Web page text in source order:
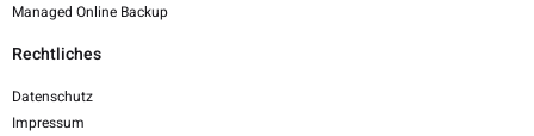
Managed Online Backup
Rechtliches
Datenschutz
Impressum